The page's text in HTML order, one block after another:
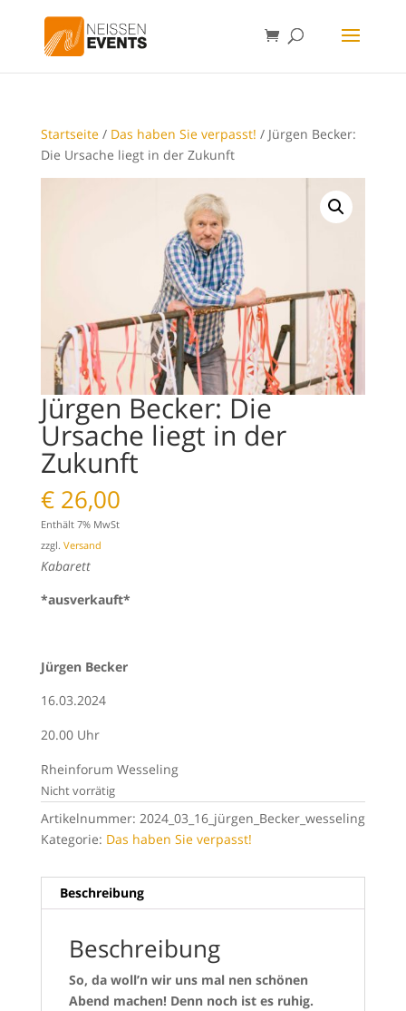
Startseite / Das haben Sie verpasst! / Jürgen Becker:
Die Ursache liegt in der Zukunft
Jürgen Becker: Die
Ursache liegt in der
Zukunft
€26,00
Enthält 7% MwSt
zzgl. Versand
Kabarett
*ausverkauft*
Jürgen Becker
16.03.2024
20.00 Uhr
Rheinforum Wesseling
Nicht vorrätig
Artikelnummer: 2024_03_16_jürgen_Becker_wesseling
Kategorie: Das haben Sie verpasst!
Beschreibung
Beschreibung
So, da woll’n wir uns mal nen schönen
Abend machen! Denn noch ist es ruhig.